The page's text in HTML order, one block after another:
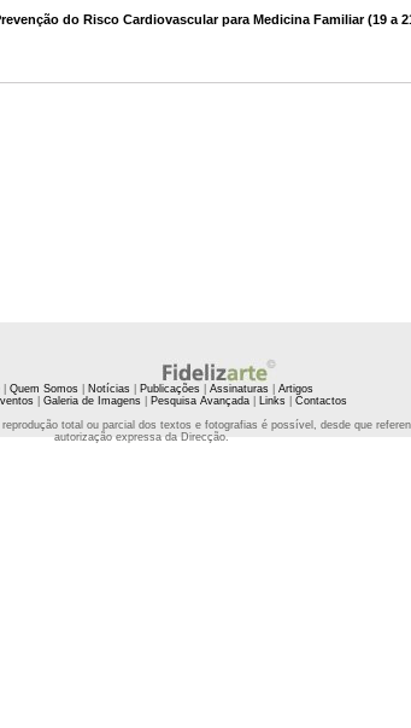
do Risco Cardiovascular para Medicina Familiar (19 a
| Quem Somos| Notícias| Publicações| Assinaturas| Artigos
| Galeria de Imagens| Pesquisa Avançada| Links| Contactos
total ou parcial dos textos e fotografias é possível, desde que
autorização expressa da Direcção.